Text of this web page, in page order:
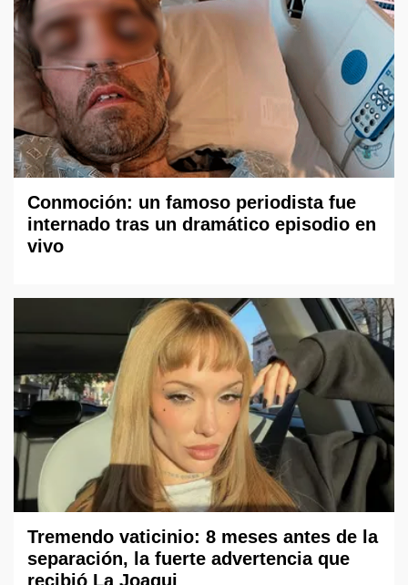
Conmoción: un famoso periodista fue
internado tras un dramático episodio en
vivo
Tremendo vaticinio: 8 meses antes de la
separación, la fuerte advertencia que
recibió La Joaqui